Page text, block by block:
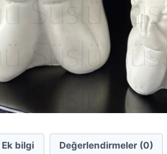
Ek bilgi Değerlendirmeler (0)